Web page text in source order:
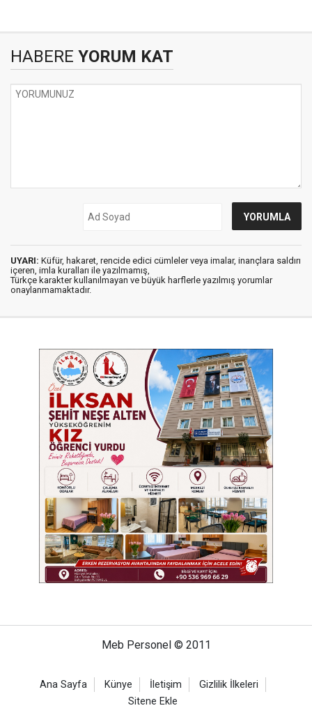
HABERE YORUM KAT
UYARI: Küfür, hakaret, rencide edici cümleler veya imalar, inançlara saldırı
içeren, imla kuralları ile yazılmamış,
Türkçe karakter kullanılmayan ve büyük harflerle yazılmış yorumlar
onaylanmamaktadır.
Meb Personel © 2011
Ana Sayfa Künye İletişim
Gizlilik İlkeleri
Sitene Ekle